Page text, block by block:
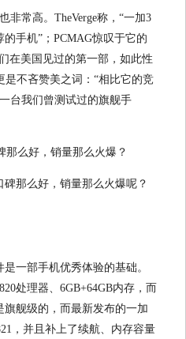
非常高。TheVerge称，“一加3
手机”；PCMAG惊叹于它的
在美国见过的第一部，如此性
是不吝赞美之词：“相比它的竞
台我们曾测试过的旗舰手
那么好，销量那么火爆呢？
一部手机优秀体验的基础。
处理器、6GB+64GB内存，而
旗舰级的，而最新发布的一加
，并且补上了续航、内存容量